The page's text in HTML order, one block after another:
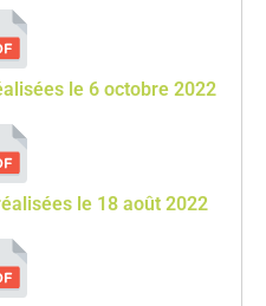
le 6 octobre 2022
le 18 août 2022